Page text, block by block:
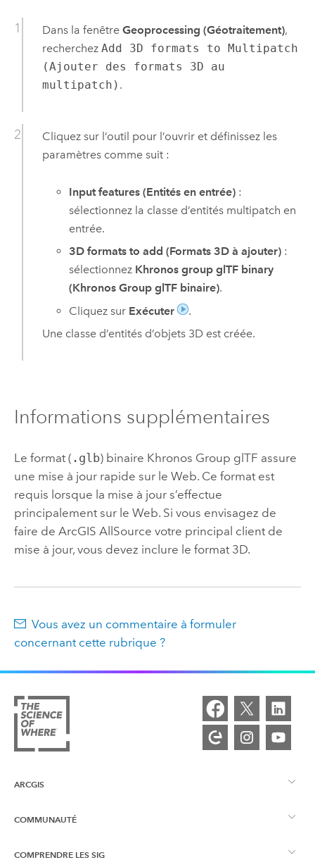
Dans la fenêtre Geoprocessing (Géotraitement),
recherchez Add 3D formats to Multipatch
(Ajouter des formats 3D au
multipatch) .
Cliquez sur l’outil pour l’ouvrir et définissez les
paramètres comme suit :
Input features (Entités en entrée) :
sélectionnez la classe d’entités multipatch en
entrée.
3D formats to add (Formats 3D à ajouter) :
sélectionnez Khronos group glTF binary
(Khronos Group glTF binaire).
Cliquez sur Exécuter
.
Une classe d’entités d’objets 3D est créée.
Informations supplémentaires
Le format ( .glb) binaire Khronos Group glTF assure
une mise à jour rapide sur le Web. Ce format est
requis lorsque la mise à jour s’effectue
principalement sur le Web. Si vous envisagez de
faire de ArcGIS AllSource votre principal client de
mise à jour, vous devez inclure le format 3D.
Vous avez un commentaire à formuler
concernant cette rubrique ?
ARCGIS
Vue d’ensemble d’ArcGIS
Cartographie
COMMUNAUTÉ
Esri Community
COMPRENDRE LES SIG